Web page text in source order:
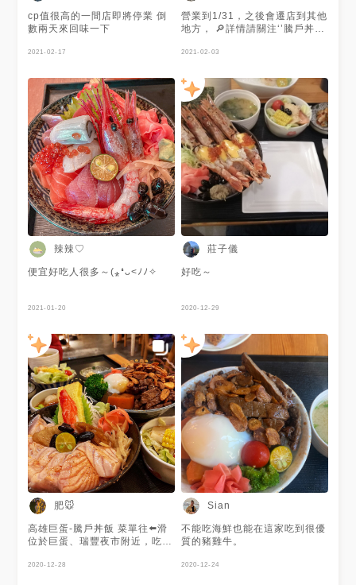
cp值很高的一間店即將停業 倒
數兩天來回味一下
2021-02-17
營業到1/31，之後會遷店到其他
地方， 🔎詳情請關注‘’騰戶丼飯
愛的醋飯😍 海鮮也是很新鮮，
碗味噌湯（裡面盡然有一隻
蝦！） 套餐+100有沙拉、小
菜、茶碗蒸
2021-02-03
辣辣♡
便宜好吃人很多～(⁎❛ᴗ˂ﾉﾉ✧
2021-01-20
莊子儀
好吃～
2020-12-29
肥🐭
高雄巨蛋-騰戶丼飯 菜單往⬅️滑
位於巨蛋、瑞豐夜市附近，吃一
很甜建議升級套餐更划算！ 結
2020-12-28
Sian
不能吃海鮮也能在這家吃到很優
質的豬雞牛。
2020-12-24